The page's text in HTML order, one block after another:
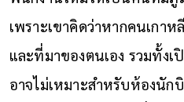
เพราะเขาคิดว่าหากคนเกา
และที่มาของตนเอง รวมทั้ง
อาจไม่เหมาะสำหรับห้องนัก